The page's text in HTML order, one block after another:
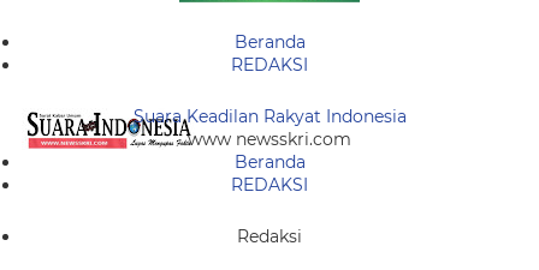
Beranda
REDAKSI
Suara Keadilan Rakyat Indonesia
www newsskri.com
Beranda
REDAKSI
Redaksi